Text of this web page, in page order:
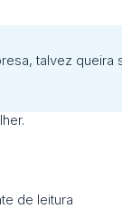
talvez queira
de leitura